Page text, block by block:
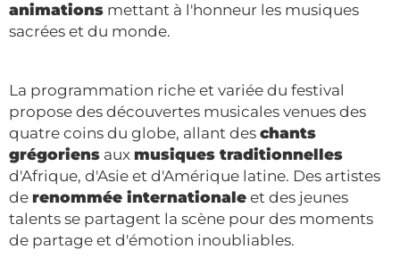
animations mettant à l'honneur les musiques
sacrées et du monde.
La programmation riche et variée du festival
propose des découvertes musicales venues des
quatre coins du globe, allant des chants
grégoriens aux musiques traditionnelles
d'Afrique, d'Asie et d'Amérique latine. Des artistes
de renommée internationale et des jeunes
talents se partagent la scène pour des moments
de partage et d'émotion inoubliables.